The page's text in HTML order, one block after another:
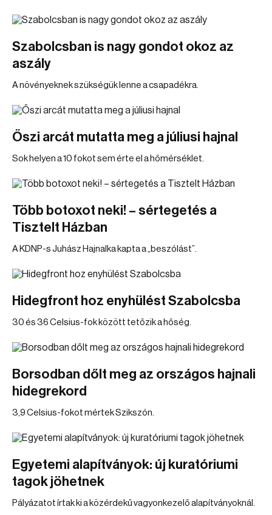
Szabolcsban is nagy gondot okoz az
aszály
A növényeknek szükségük lenne a csapadékra.
Őszi arcát mutatta meg a júliusi hajnal
Sok helyen a 10 fokot sem érte el a hőmérséklet.
Több botoxot neki! – sértegetés a
Tisztelt Házban
A KDNP-s Juhász Hajnalka kapta a „beszólást”.
Hidegfront hoz enyhülést Szabolcsba
30 és 36 Celsius-fok között tetőzik a hőség.
Borsodban dőlt meg az országos hajnali
hidegrekord
3,9 Celsius-fokot mértek Szikszón.
Egyetemi alapítványok: új kuratóriumi
tagok jöhetnek
Pályázatot írtak ki a közérdekű vagyonkezelő alapítványoknál.